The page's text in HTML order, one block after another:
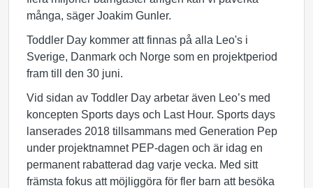
många, säger Joakim Gunler.
Toddler Day kommer att finnas på alla Leo's i
Sverige, Danmark och Norge som en projektperiod
fram till den 30 juni.
Vid sidan av Toddler Day arbetar även Leo’s med
koncepten Sports days och Last Hour. Sports days
lanserades 2018 tillsammans med Generation Pep
under projektnamnet PEP-dagen och är idag en
permanent rabatterad dag varje vecka. Med sitt
främsta fokus att möjliggöra för fler barn att besöka